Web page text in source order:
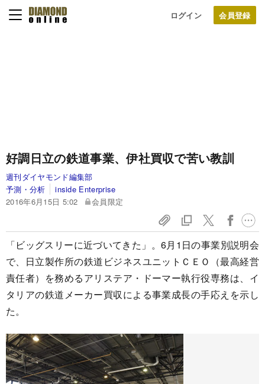
ログイン
好調日立の鉄道事業、伊社買収で苦い教訓
週刊ダイヤモンド編集部
予測・分析
inside Enterprise
2016年6月15日 5:02
会員限定
「ビッグスリーに近づいてきた」。6月1日の事業別説明会
で、日立製作所の鉄道ビジネスユニットＣＥＯ（最高経営
責任者）を務めるアリステア・ドーマー執行役専務は、イ
タリアの鉄道メーカー買収による事業成長の手応えを示し
た。